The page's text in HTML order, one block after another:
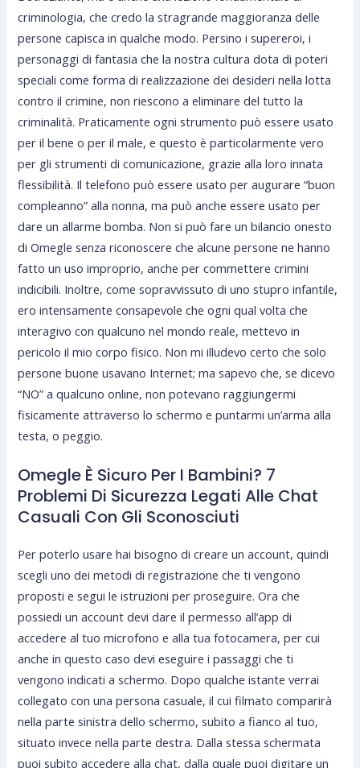
criminologia, che credo la stragrande maggioranza delle
persone capisca in qualche modo. Persino i supereroi, i
personaggi di fantasia che la nostra cultura dota di poteri
speciali come forma di realizzazione dei desideri nella lotta
contro il crimine, non riescono a eliminare del tutto la
criminalità. Praticamente ogni strumento può essere usato
per il bene o per il male, e questo è particolarmente vero
per gli strumenti di comunicazione, grazie alla loro innata
flessibilità. Il telefono può essere usato per augurare “buon
compleanno” alla nonna, ma può anche essere usato per
dare un allarme bomba. Non si può fare un bilancio onesto
di Omegle senza riconoscere che alcune persone ne hanno
fatto un uso improprio, anche per commettere crimini
indicibili. Inoltre, come sopravvissuto di uno stupro infantile,
ero intensamente consapevole che ogni qual volta che
interagivo con qualcuno nel mondo reale, mettevo in
pericolo il mio corpo fisico. Non mi illudevo certo che solo
persone buone usavano Internet; ma sapevo che, se dicevo
“NO” a qualcuno online, non potevano raggiungermi
fisicamente attraverso lo schermo e puntarmi un’arma alla
testa, o peggio.
Omegle È Sicuro Per I Bambini? 7
Problemi Di Sicurezza Legati Alle Chat
Casuali Con Gli Sconosciuti
Per poterlo usare hai bisogno di creare un account, quindi
scegli uno dei metodi di registrazione che ti vengono
proposti e segui le istruzioni per proseguire. Ora che
possiedi un account devi dare il permesso all’app di
accedere al tuo microfono e alla tua fotocamera, per cui
anche in questo caso devi eseguire i passaggi che ti
vengono indicati a schermo. Dopo qualche istante verrai
collegato con una persona casuale, il cui filmato comparirà
nella parte sinistra dello schermo, subito a fianco al tuo,
situato invece nella parte destra. Dalla stessa schermata
puoi subito accedere alla chat, dalla quale puoi digitare un